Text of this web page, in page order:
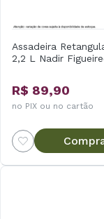
Assadeira
2,2 L Nadir
R$ 89,90
no PIX ou no cartão